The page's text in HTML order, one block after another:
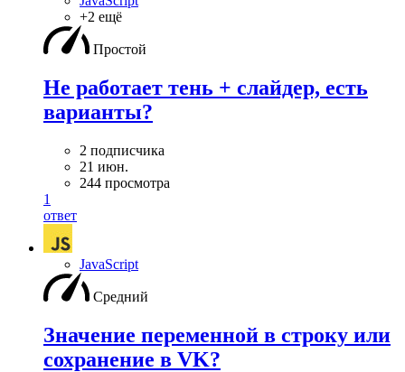
+2 ещё
Простой
Не работает тень + слайдер, есть
варианты?
2 подписчика
21 июн.
244 просмотра
1
ответ
JavaScript
Средний
Значение переменной в строку или
сохранение в VK?